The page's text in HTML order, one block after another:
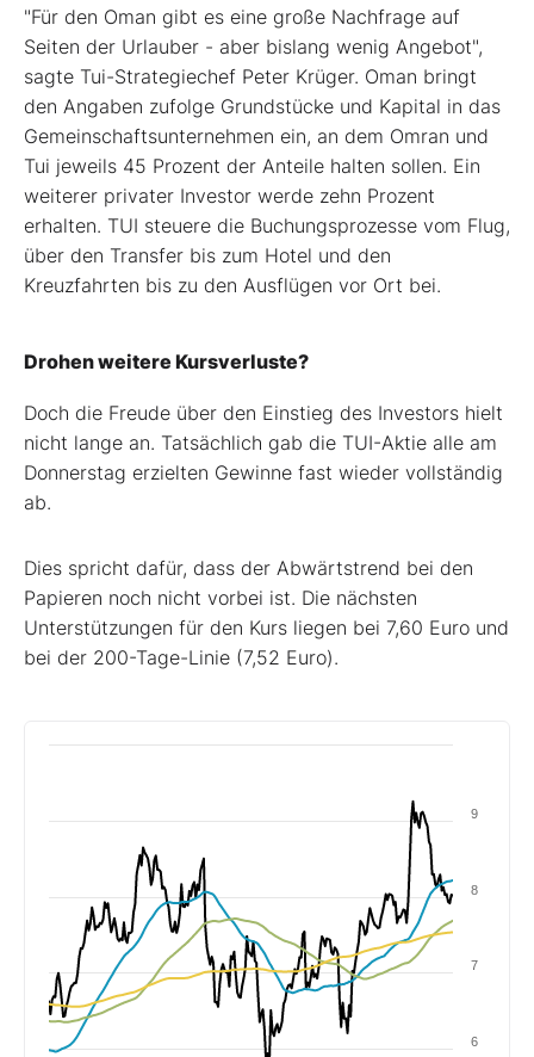
"Für den Oman gibt es eine große Nachfrage auf
Seiten der Urlauber - aber bislang wenig Angebot",
sagte Tui-Strategiechef Peter Krüger. Oman bringt
den Angaben zufolge Grundstücke und Kapital in das
Gemeinschaftsunternehmen ein, an dem Omran und
Tui jeweils 45 Prozent der Anteile halten sollen. Ein
weiterer privater Investor werde zehn Prozent
erhalten. TUI steuere die Buchungsprozesse vom Flug,
über den Transfer bis zum Hotel und den
Kreuzfahrten bis zu den Ausflügen vor Ort bei.
Drohen weitere Kursverluste?
Doch die Freude über den Einstieg des Investors hielt
nicht lange an. Tatsächlich gab die TUI-Aktie alle am
Donnerstag erzielten Gewinne fast wieder vollständig
ab.
Dies spricht dafür, dass der Abwärtstrend bei den
Papieren noch nicht vorbei ist. Die nächsten
Unterstützungen für den Kurs liegen bei 7,60 Euro und
bei der 200-Tage-Linie (7,52 Euro).
6
7
8
9